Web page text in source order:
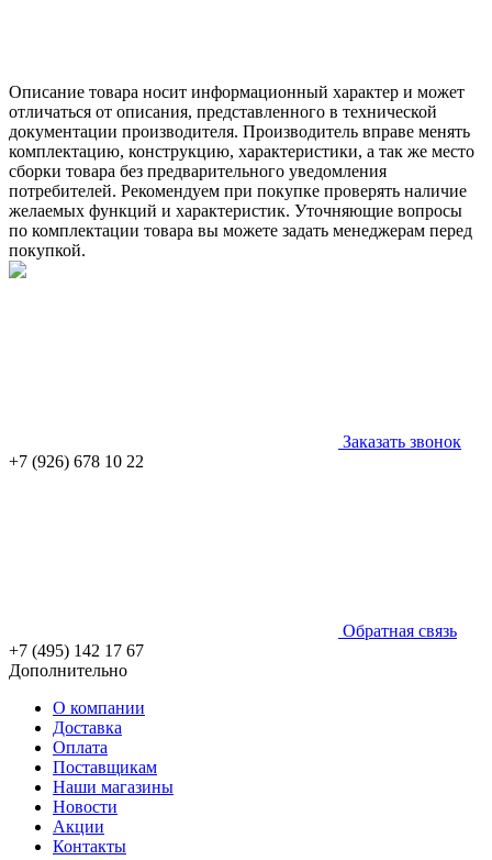
Описание товара носит информационный характер и может
отличаться от описания, представленного в технической
документации производителя. Производитель вправе менять
комплектацию, конструкцию, характеристики, а так же место
сборки товара без предварительного уведомления
потребителей. Рекомендуем при покупке проверять наличие
желаемых функций и характеристик. Уточняющие вопросы
по комплектации товара вы можете задать менеджерам перед
покупкой.
Заказать звонок
+7 (926) 678 10 22
Обратная связь
+7 (495) 142 17 67
Дополнительно
О компании
Доставка
Оплата
Поставщикам
Наши магазины
Новости
Акции
Контакты